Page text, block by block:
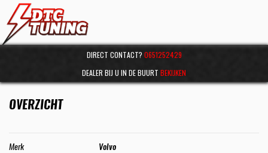
DIRECT CONTACT? 0651252429
DEALER BIJ U IN DE BUURT BEKIJKEN
OVERZICHT
Merk Volvo